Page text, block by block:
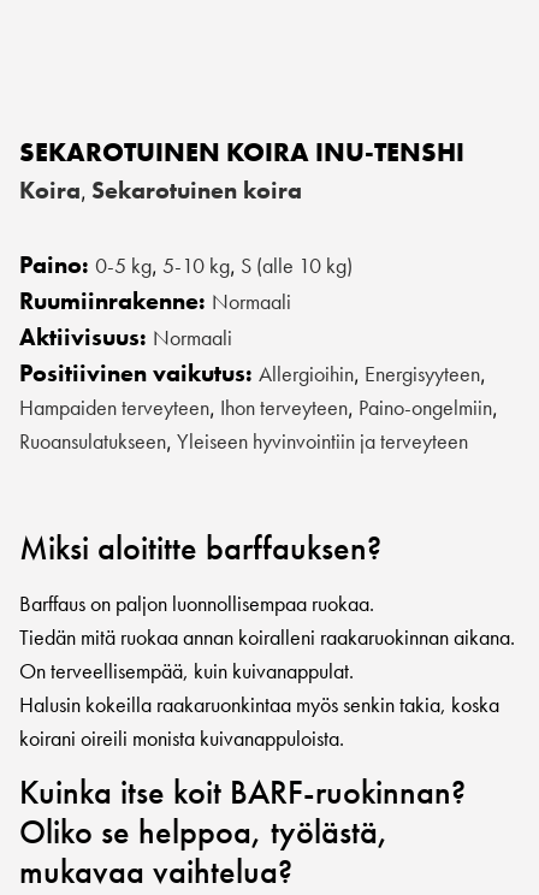
SEKAROTUINEN KOIRA INU-TENSHI
Koira, Sekarotuinen koira
Paino: 0-5 kg, 5-10 kg, S (alle 10 kg)
Ruumiinrakenne: Normaali
Aktiivisuus: Normaali
Positiivinen vaikutus: Allergioihin, Energisyyteen,
Hampaiden terveyteen, Ihon terveyteen, Paino-ongelmiin,
Ruoansulatukseen, Yleiseen hyvinvointiin ja terveyteen
Miksi aloititte barffauksen?
Barffaus on paljon luonnollisempaa ruokaa.
Tiedän mitä ruokaa annan koiralleni raakaruokinnan aikana.
On terveellisempää, kuin kuivanappulat.
Halusin kokeilla raakaruonkintaa myös senkin takia, koska
koirani oireili monista kuivanappuloista.
Kuinka itse koit BARF-ruokinnan?
Oliko se helppoa, työlästä,
mukavaa vaihtelua?